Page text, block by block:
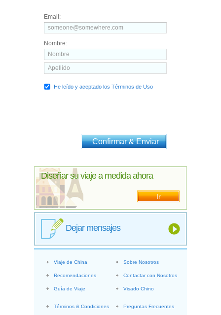
Email:
Nombre:
He leído y aceptado los Términos de Uso
Diseñar su viaje a medida ahora
Ir
Dejar mensajes
Viaje de China
Recomendaciones
Guía de Viaje
Sobre Nosotros
Contactar con Nosotros
Visado Chino
Términos & Condiciones Preguntas Frecuentes